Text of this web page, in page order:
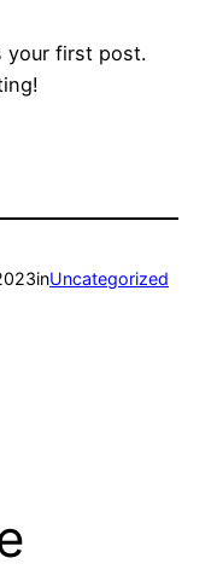
your first post.
inUncategorized